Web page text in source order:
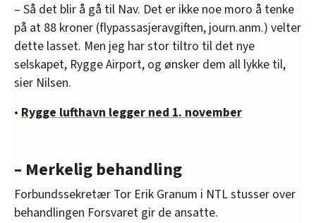
– Så det blir å gå til Nav. Det er ikke noe moro å tenke
på at 88 kroner (flypassasjeravgiften, journ.anm.) velter
dette lasset. Men jeg har stor tiltro til det nye
selskapet, Rygge Airport, og ønsker dem all lykke til,
sier Nilsen.
• Rygge lufthavn legger ned 1. november
– Merkelig behandling
Forbundssekretær Tor Erik Granum i NTL stusser over
behandlingen Forsvaret gir de ansatte.